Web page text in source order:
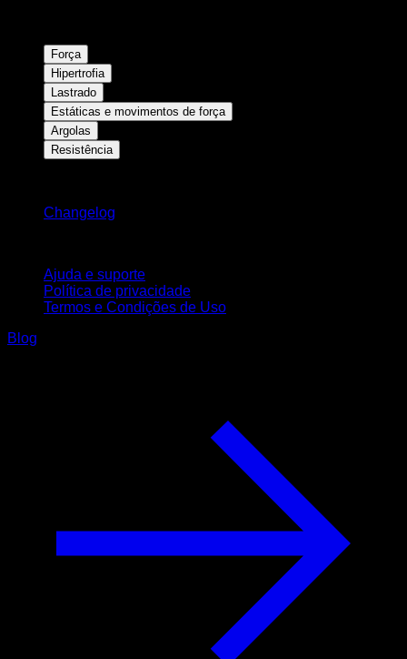
Força
Hipertrofia
Lastrado
Estáticas e movimentos de força
Argolas
Resistência
Changelog
Ajuda e suporte
Política de privacidade
Termos e Condições de Uso
Blog